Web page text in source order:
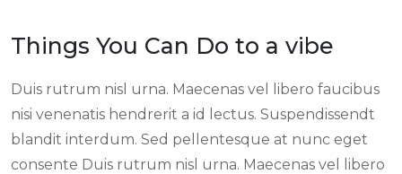
Things You Can Do to a vibe
Duis rutrum nisl urna. Maecenas vel libero faucibus
nisi venenatis hendrerit a id lectus. Suspendissendt
blandit interdum. Sed pellentesque at nunc eget
consente Duis rutrum nisl urna. Maecenas vel libero